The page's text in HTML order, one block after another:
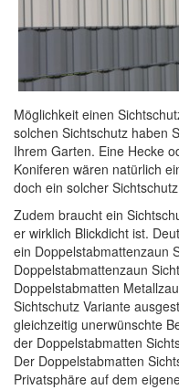
Möglichkeit einen
solchen Sichtschutz haben
Ihrem Garten. Eine Hecke
Koniferen wären natürlich
doch ein solcher
Zudem braucht ein
er wirklich Blickdicht ist.
ein Doppelstabmattenzaun
Doppelstabmattenzaun
Doppelstabmatten
Sichtschutz Variante
gleichzeitig unerwünschte
der Doppelstabmatten
Der Doppelstabmatten
Privatsphäre auf dem